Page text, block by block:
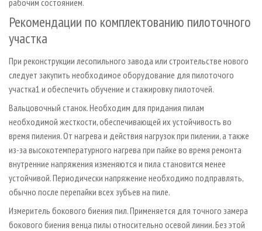
Рекомендации по комплектованию пилоточного
участка
При реконструкции лесопильного завода или строительстве нового
следует закупить необходимое оборудование для пилоточого
участка1 и обеспечить обучение и стажировку пилоточей.
Вальцовочный станок. Необходим для придания пилам
необходимой жесткости, обеспечивающей их устойчивость во
время пиления. От нагрева и действия нагрузок при пилении, а также
из-за высокотемпературного нагрева при пайке во время ремонта
внутренние напряжения изменяются и пила становится менее
устойчивой. Периодически напряжение необходимо подправлять,
обычно после перепайки всех зубъев на пиле.
Измеритель бокового биения пил. Применяется для точного замера
бокового биения венца пилы относительно осевой линии. Без этой